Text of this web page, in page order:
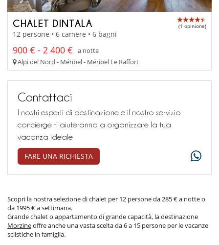
CHALET DINTALA (1 opinione)
12 persone • 6 camere • 6 bagni
900 € - 2 400 €
a notte
Alpi del Nord - Méribel - Méribel Le Raffort
Contattaci
I nostri esperti di destinazione e il nostro servizio
concierge ti aiuteranno a organizzare la tua
vacanza ideale
FARE UNA RICHIESTA
Scopri la nostra selezione di chalet per 12 persone da 285 € a notte o
da 1995 € a settimana.
Grande chalet o appartamento di grande capacità, la destinazione
Morzineoffre anche una vasta scelta da 6 a 15 persone per le vacanze
sciistiche in famiglia.